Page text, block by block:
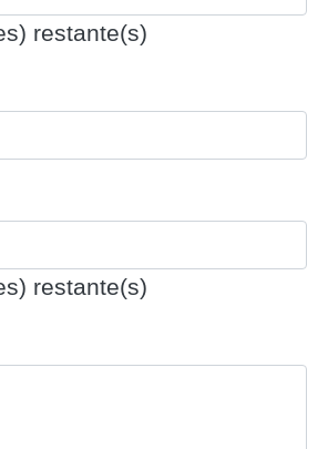
restante(s)
restante(s)